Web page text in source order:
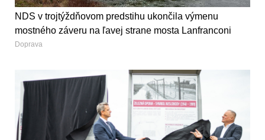
NDS v trojtýždňovom predstihu ukončila výmenu
mostného záveru na ľavej strane mosta Lanfranconi
Doprava